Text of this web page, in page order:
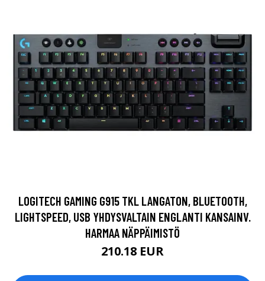
LOGITECH GAMING G915 TKL LANGATON, BLUETOOTH,
LIGHTSPEED, USB YHDYSVALTAIN ENGLANTI KANSAINV.
HARMAA NÄPPÄIMISTÖ
210.18 EUR